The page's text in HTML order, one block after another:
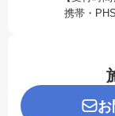
携帯・